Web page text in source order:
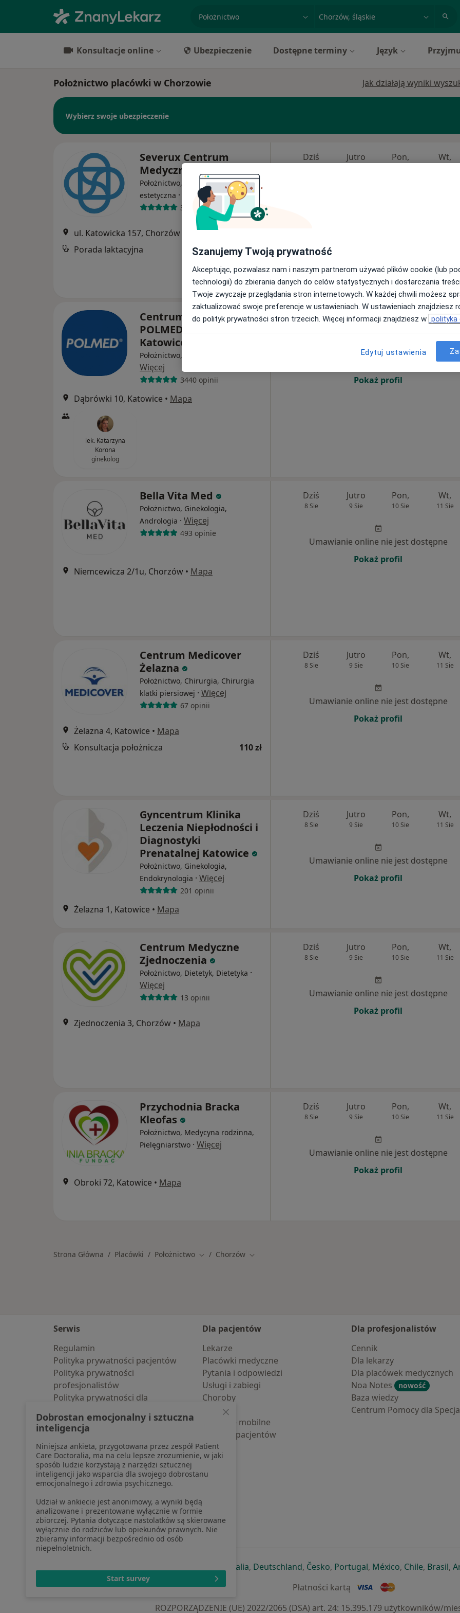
miasto lub dzielnica
Konsultacje online Ubezpieczenie Dostępne terminy Język
Położnictwo placówki w Chorzowie Jak działają wyniki
Wybierz swoje ubezpieczenie
Severux Centrum
Medyczne
Położnictwo, Radiologia, Medycyna
estetyczna · Więcej
3688 opinii
ul. Katowicka 157, Chorzów
Mapa
Porada laktacyjna
220 zł
Dziś Jutro Pon, Wt,
Centrum Medyczne
POLMED Oddział
Katowice
Położnictwo, Interna, Ginekologia
Więcej
3440 opinii
Dąbrówki 10, Katowice • Mapa
lek. Katarzyna
Korona
ginekolog
Dziś Jutro Pon, Wt,
11 Sie
Umawianie online nie jest dostępne
Pokaż profil
Bella Vita Med
Położnictwo, Ginekologia,
Andrologia · Więcej
493 opinie
Niemcewicza 2/1u, Chorzów • Mapa
Dziś
8 Sie
Jutro
9 Sie
Pon,
10 Sie
Wt,
11 Sie
Umawianie online nie jest dostępne
Pokaż profil
Centrum Medicover
Żelazna
Położnictwo, Chirurgia, Chirurgia
klatki piersiowej · Więcej
67 opinii
Żelazna 4, Katowice • Mapa
Konsultacja położnicza
110 zł
Dziś
8 Sie
Jutro
9 Sie
Pon,
10 Sie
Wt,
11 Sie
Umawianie online nie jest dostępne
Pokaż profil
Gyncentrum Klinika
Leczenia Niepłodności i
Diagnostyki
Prenatalnej Katowice
Położnictwo, Ginekologia,
Endokrynologia · Więcej
201 opinii
Żelazna 1, Katowice • Mapa
Dziś
8 Sie
Jutro
9 Sie
Pon,
10 Sie
Wt,
11 Sie
Umawianie online nie jest dostępne
Pokaż profil
Centrum Medyczne
Zjednoczenia
Położnictwo, Dietetyk, Dietetyka ·
Więcej
13 opinii
Zjednoczenia 3, Chorzów • Mapa
Dziś
8 Sie
Jutro
9 Sie
Pon,
10 Sie
Wt,
11 Sie
Umawianie online nie jest dostępne
Pokaż profil
Przychodnia Bracka
Kleofas
Położnictwo, Medycyna rodzinna,
Pielęgniarstwo · Więcej
Obroki 72, Katowice • Mapa
Dziś
8 Sie
Jutro
9 Sie
Pon,
10 Sie
Wt,
11 Sie
Umawianie online nie jest dostępne
Pokaż profil
Strona Główna Placówki Położnictwo Zmień miasto
Chorzów Zmień miasto
Serwis
Regulamin
Polityka prywatności pacjentów
Polityka prywatności
profesjonalistów
Polityka prywatności dla
pozyskaliśmy samodzielnie
Polityka cookies
Jak działają wyniki wyszukiwania
Dostępność
O nas
Praca Rekrutujemy!
Partnerzy
Centrum prasowe
Kontakt
Dla pacjentów
Lekarze
Placówki medyczne
Pytania i odpowiedzi
Usługi i zabiegi
Choroby
Pomoc
Aplikacje mobilne
Blog dla pacjentów
Dla profesjonalistów
Cennik
Dla lekarzy
Dla placówek medycznych
Noa Notes
nowość
Baza wiedzy
Centrum Pomocy dla
otwiera się w nowej karcie
otwiera się w nowej karcie
otwiera się w nowej karcie
Italiaotwiera się w nowej karcie
, Deutschlandotwiera się w nowej karcie
, Českootwiera się w nowej karcie
, Portugalotwiera się w nowej
, Méxicootwiera się w
, Chileotwiera
, Brasil,
Płatności kartą
ROZPORZĄDZENIE (UE) 2022/2065 (DSA) art. 24: 15.395.179 użytkowników/
Szanujemy Twoją prywatność
Akceptując, pozwalasz nam i naszym partnerom używać plików cookie (lub
technologii) do zbierania danych do celów statystycznych i dostarczania
Twoje zwyczaje przeglądania stron internetowych. W każdej chwili możesz
zaktualizować swoje preferencje w ustawieniach. W ustawieniach znajdziesz
do polityk prywatności stron trzecich. Więcej informacji znajdziesz w polityka
Edytuj ustawienia
Dobrostan emocjonalny i sztuczna
inteligencja
Niniejsza ankieta, przygotowana przez zespół Patient
Care Doctoralia, ma na celu lepsze zrozumienie, w jaki
sposób ludzie korzystają z narzędzi sztucznej
inteligencji jako wsparcia dla swojego dobrostanu
emocjonalnego i zdrowia psychicznego.
Udział w ankiecie jest anonimowy, a wyniki będą
analizowane i prezentowane wyłącznie w formie
zbiorczej. Pytania dotyczące nastolatków są skierowane
wyłącznie do rodziców lub opiekunów prawnych. Nie
zbieramy informacji bezpośrednio od osób
niepełnoletnich.
Start survey